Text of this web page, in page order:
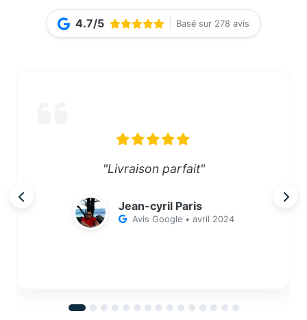
4.7/5 Basé sur 278 avis
"Livraison parfait"
Jean-cyril Paris
Avis Google • avril 2024